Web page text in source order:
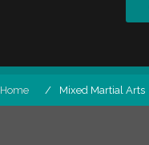
Home Mixed Martial Arts